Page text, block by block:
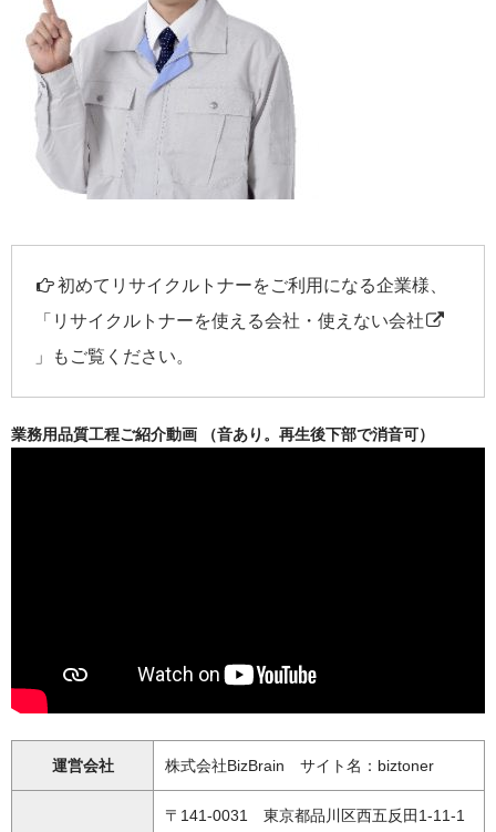
初めてリサイクルトナーをご利用になる企業様、
「 リサイクルトナーを使える会社・使えない会社
」もご覧ください。
業務用品質工程ご紹介動画 （音あり。再生後下部で消音可）
運営会社 株式会社BizBrain サイト名：biztoner
〒141-0031 東京都品川区西五反田1-11-1